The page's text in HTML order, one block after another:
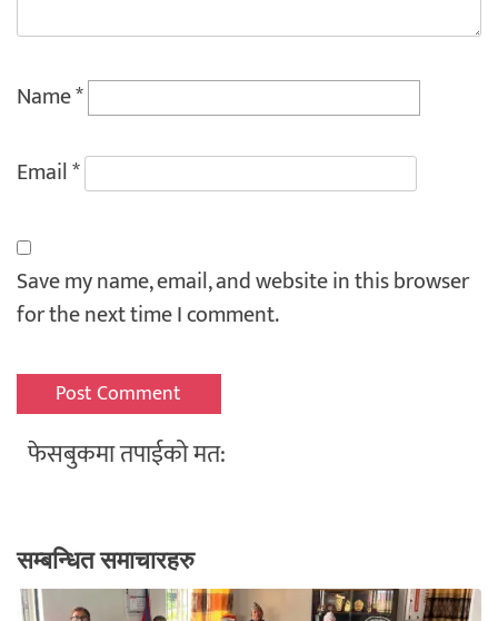
Name*
Email*
Save my name, email, and website in this browser
for the next time I comment.
फेसबुकमा तपाईको मत:
सम्बन्धित समाचारहरु